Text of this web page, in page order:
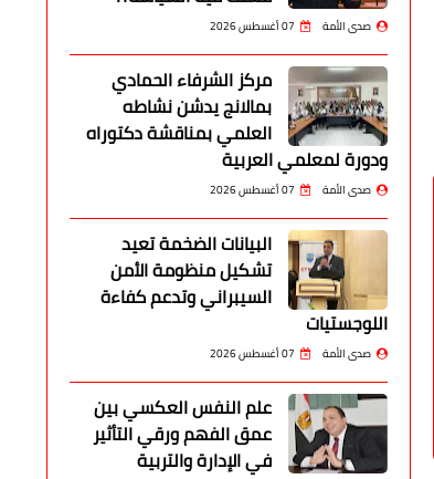
صدى الأمة 07 أغسطس 2026
مركز الشرفاء الحمادي
بمالانج يدشن نشاطه
العلمي بمناقشة دكتوراه
ودورة لمعلمي العربية
صدى الأمة 07 أغسطس 2026
البيانات الضخمة تعيد
تشكيل منظومة الأمن
السيبراني وتدعم كفاءة
اللوجستيات
صدى الأمة 07 أغسطس 2026
علم النفس العكسي بين
عمق الفهم ورقي التأثير
في الإدارة والتربية